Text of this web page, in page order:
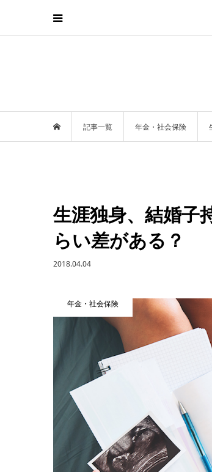
記事一覧 年金・社会保険
生涯独身、結婚子
らい差がある？
2018.04.04
年金・社会保険